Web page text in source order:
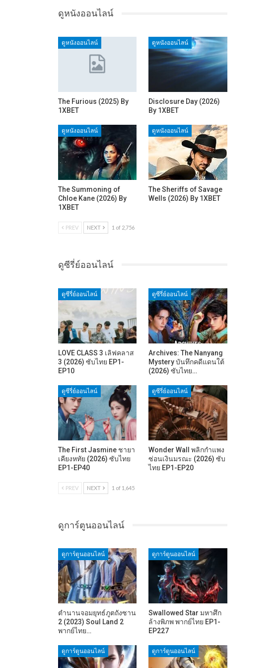
ดูหนังออนไลน์
ดูหนังออนไลน์
The Furious (2025) By
1XBET
ดูหนังออนไลน์
Disclosure Day (2026)
By 1XBET
ดูหนังออนไลน์
The Summoning of
Chloe Kane (2026) By
1XBET
ดูหนังออนไลน์
The Sheriffs of Savage
Wells (2026) By 1XBET
PREV NEXT 1 of 2,756
ดูซีรี่ย์ออนไลน์
ดูซีรี่ย์ออนไลน์
LOVE CLASS 3 เลิฟคลาส
3 (2026) ซับไทย EP1-
EP10
ดูซีรี่ย์ออนไลน์
Archives: The Nanyang
Mystery บันทึกคดีแดนใต้
(2026) ซับไทย…
ดูซีรี่ย์ออนไลน์
The First Jasmine ชายา
เคียงหทัย (2026) ซับไทย
EP1-EP40
ดูซีรี่ย์ออนไลน์
Wonder Wall พลิกกำแพง
ซ่อนเงินมรณะ (2026) ซับ
ไทย EP1-EP20
PREV NEXT 1 of 1,645
ดูการ์ตูนออนไลน์
ดูการ์ตูนออนไลน์
ตำนานจอมยุทธ์ภูตถังซาน
2 (2023) Soul Land 2
พากย์ไทย…
ดูการ์ตูนออนไลน์
Swallowed Star มหาศึก
ล้างพิภพ พากย์ไทย EP1-
EP227
ดูการ์ตูนออนไลน์ ดูการ์ตูนออนไลน์